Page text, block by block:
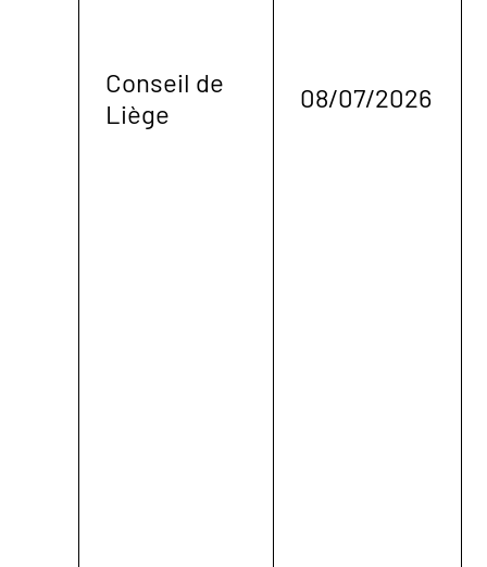
Conseil de
Liège
08/07/2026